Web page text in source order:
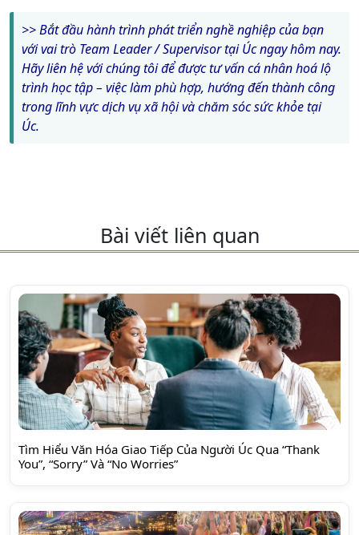
>>Bắt đầu hành trình phát triển nghề nghiệp của bạn
với vai trò Team Leader / Supervisor tại Úc ngay hôm nay.
Hãy liên hệ với chúng tôi để được tư vấn cá nhân hoá lộ
trình học tập – việc làm phù hợp, hướng đến thành công
trong lĩnh vực dịch vụ xã hội và chăm sóc sức khỏe tại
Úc.
Bài viết liên quan
Tìm Hiểu Văn Hóa Giao Tiếp Của Người Úc Qua “Thank
You”, “Sorry” Và “No Worries”